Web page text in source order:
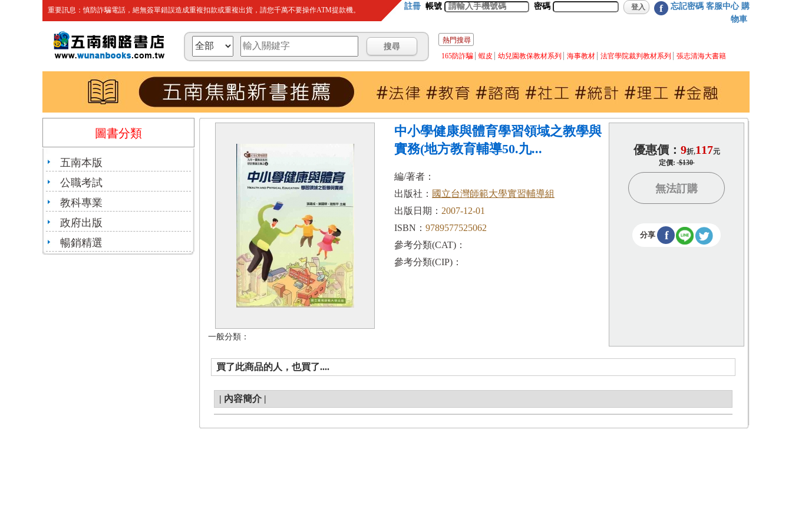
重要訊息：慎防詐騙電話，絕無簽單錯誤造成重複扣款或重複出貨，請您千萬不要操作ATM提款機。 註冊 帳號 密碼 f 忘記密碼 客服中心 購
物車
熱門搜尋
165防詐騙
蝦皮 幼兒園教保教材系列 海事教材 法官學院裁判教材系列 張志清海大書籍
圖書分類
五南本版
公職考試
教科專業
政府出版
暢銷精選
一般分類：
中小學健康與體育學習領域之教學與
實務(地方教育輔導50.九...
編/著者：
出版社： 國立台灣師範大學實習輔導組
出版日期： 2007-12-01
ISBN： 9789577525062
參考分類(CAT)：
參考分類(CIP)：
優惠價： 9折,117元
定價:$130
無法訂購
分享 f
買了此商品的人，也買了....
| 內容簡介 |